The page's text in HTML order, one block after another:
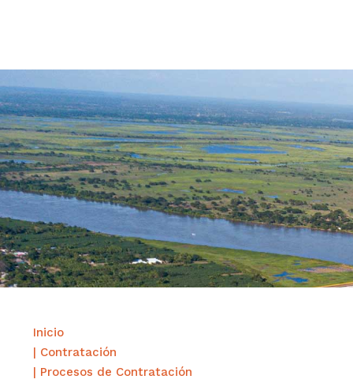
Inicio
| Contratación
| Procesos de Contratación